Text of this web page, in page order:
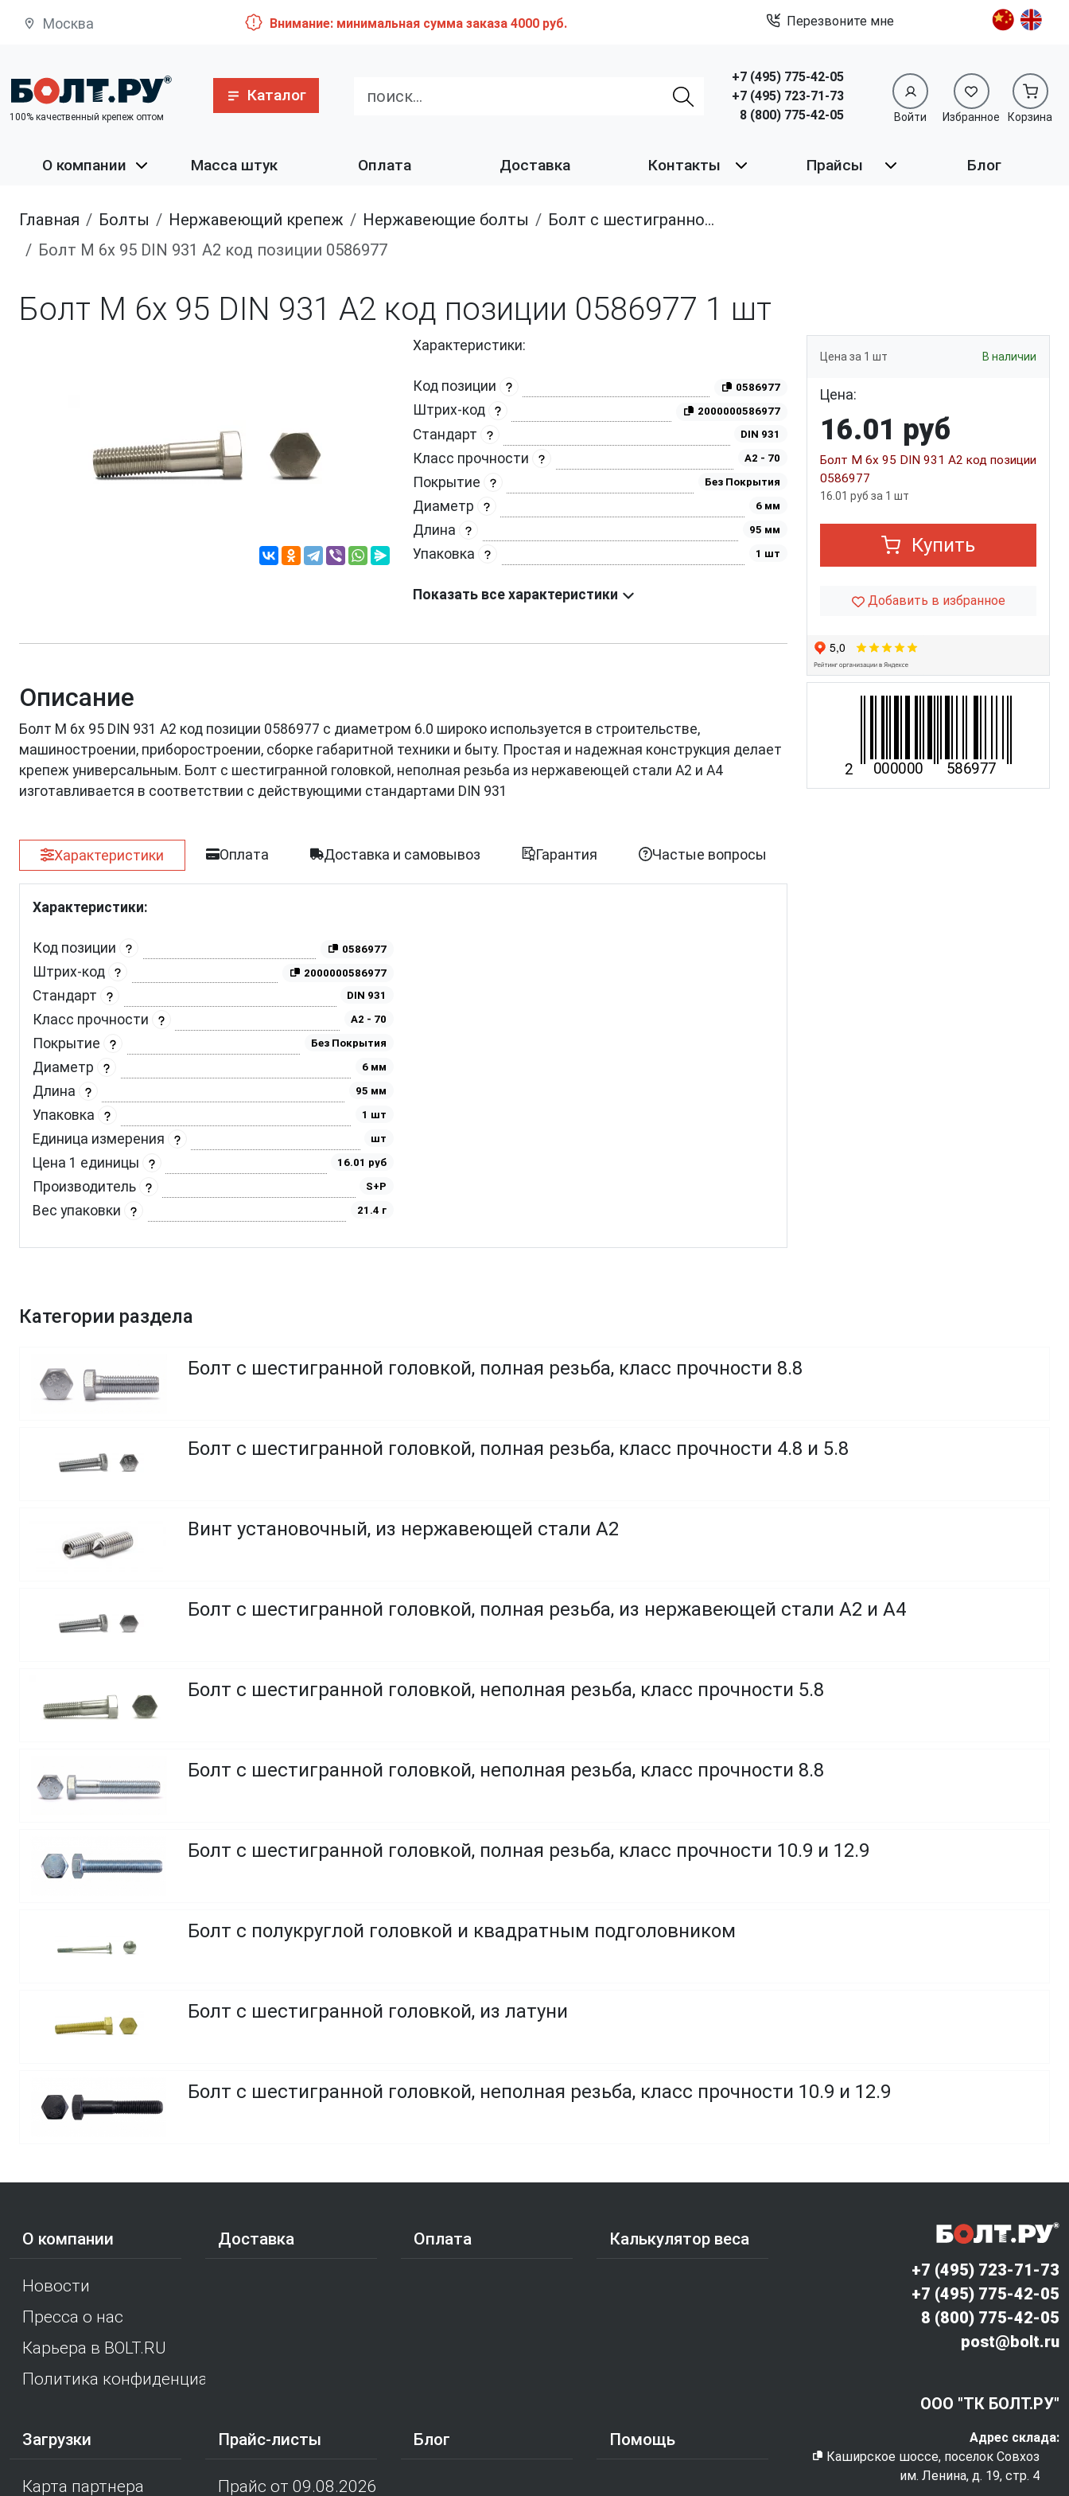
Москва Внимание: минимальная сумма заказа 4000 руб. Перезвоните мне
100% качественный крепеж оптом
Каталог
+7 (495) 775-42-05
+7 (495) 723-71-73
8 (800) 775-42-05
Войти Избранное Корзина
О компании Масса штук Оплата Доставка Контакты Прайсы Блог
Главная болты нержавеющий крепеж нержавеющие болты
Болт с шестигранной головкой, неполная резьба из нержавеющей стали A2 и A4
Болт М 6х 95 DIN 931 A2 код позиции 0586977
Болт М 6х 95 DIN 931 A2 код позиции 0586977 1 шт
Характеристики:
Код позиции 0586977
Штрих-код 2000000586977
Стандарт DIN 931
Класс прочности A2 - 70
Покрытие Без Покрытия
Диаметр 6 мм
Длина 95 мм
Упаковка 1 шт
Показать все характеристики
Описание
Болт М 6х 95 DIN 931 A2 код позиции 0586977 с диаметром 6.0 широко используется в строительстве,
машиностроении, приборостроении, сборке габаритной техники и быту. Простая и надежная конструкция делает
крепеж универсальным. Болт с шестигранной головкой, неполная резьба из нержавеющей стали A2 и A4
изготавливается в соответствии с действующими стандартами DIN 931
Характеристики Оплата Доставка и самовывоз Гарантия Частые вопросы
Характеристики:
Код позиции 0586977
Штрих-код 2000000586977
Стандарт DIN 931
Класс прочности A2 - 70
Покрытие Без Покрытия
Диаметр 6 мм
Длина 95 мм
Упаковка 1 шт
Единица измерения шт
Цена 1 единицы 16.01 руб
Производитель S+P
Вес упаковки 21.4 г
Цена за 1 шт В наличии
Цена:
16.01 руб
Болт М 6х 95 DIN 931 A2 код позиции
0586977
16.01 руб за 1 шт
Купить
Добавить в избранное
Категории раздела
Болт с шестигранной головкой, полная резьба, класс прочности 8.8
Болт с шестигранной головкой, полная резьба, класс прочности 4.8 и 5.8
Винт установочный, из нержавеющей стали A2
Болт с шестигранной головкой, полная резьба, из нержавеющей стали A2 и A4
Болт с шестигранной головкой, неполная резьба, класс прочности 5.8
Болт с шестигранной головкой, неполная резьба, класс прочности 8.8
Болт с шестигранной головкой, полная резьба, класс прочности 10.9 и 12.9
Болт с полукруглой головкой и квадратным подголовником
Болт с шестигранной головкой, из латуни
Болт с шестигранной головкой, неполная резьба, класс прочности 10.9 и 12.9
О компании
Новости
Пресса о нас
Карьера в BOLT.RU
Политика конфиденциальности
Доставка Оплата Калькулятор веса
Загрузки
Карта партнера
Прайс-листы
Прайс от 09.08.2026
Блог Помощь
+7 (495) 723-71-73
+7 (495) 775-42-05
8 (800) 775-42-05
post@bolt.ru
ООО "ТК БОЛТ.РУ"
Адрес склада:
Каширское шоссе, поселок Совхоз
им. Ленина, д. 19, стр. 4